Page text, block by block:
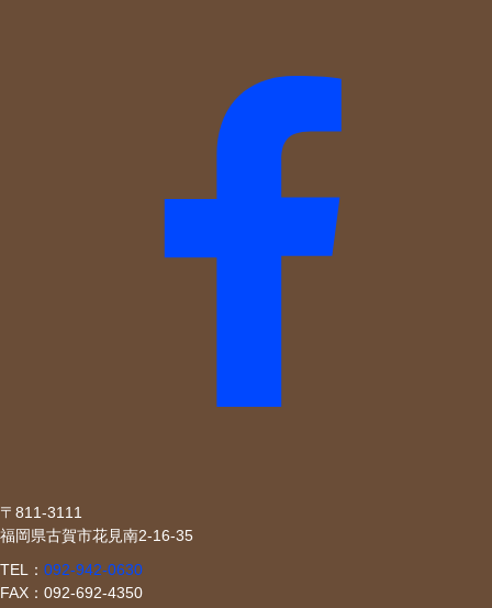
〒811-3111
福岡県古賀市花見南2-16-35
TEL： 092-942-0630
FAX：092-692-4350